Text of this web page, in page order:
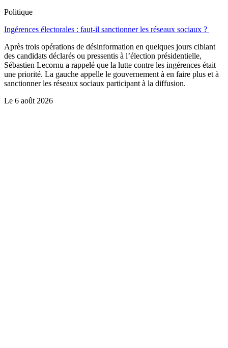
Politique
Ingérences électorales : faut-il sanctionner les réseaux sociaux ?
Après trois opérations de désinformation en quelques jours ciblant
des candidats déclarés ou pressentis à l’élection présidentielle,
Sébastien Lecornu a rappelé que la lutte contre les ingérences était
une priorité. La gauche appelle le gouvernement à en faire plus et à
sanctionner les réseaux sociaux participant à la diffusion.
Le 6 août 2026